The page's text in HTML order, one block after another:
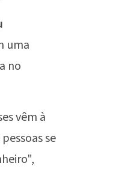
uma
no
vêm à
se